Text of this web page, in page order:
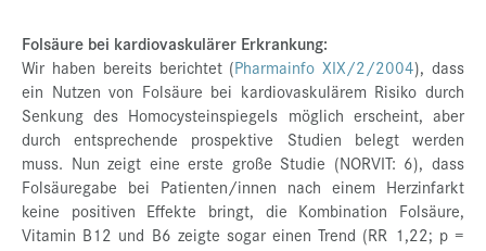
Folsäure bei kardiovaskulärer Erkrankung:
Wir haben bereits berichtet (Pharmainfo XIX/2/2004), dass
ein Nutzen von Folsäure bei kardiovaskulärem Risiko durch
Senkung des Homocysteinspiegels möglich erscheint, aber
durch entsprechende prospektive Studien belegt werden
muss. Nun zeigt eine erste große Studie (NORVIT: 6), dass
Folsäuregabe bei Patienten/innen nach einem Herzinfarkt
keine positiven Effekte bringt, die Kombination Folsäure,
Vitamin B12 und B6 zeigte sogar einen Trend (RR 1,22; p =